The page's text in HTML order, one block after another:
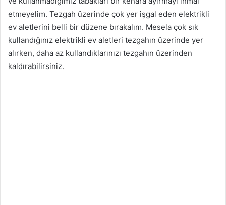
etmeyelim. Tezgah üzerinde çok yer işgal eden elektrikli
ev aletlerini belli bir düzene bırakalım. Mesela çok sık
kullandığınız elektrikli ev aletleri tezgahın üzerinde yer
alırken, daha az kullandıklarınızı tezgahın üzerinden
kaldırabilirsiniz.